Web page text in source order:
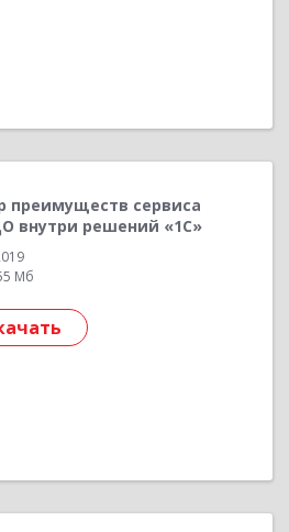
преимуществ сервиса
внутри решений «1С»
Мб